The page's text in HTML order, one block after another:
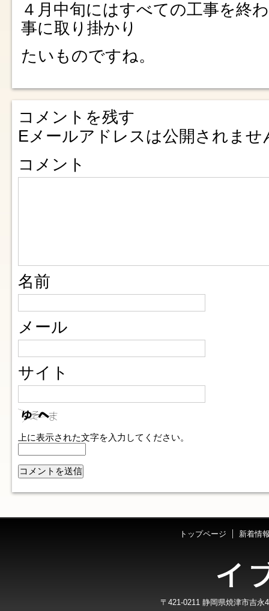
４月中旬にはすべての工事を終
事に取り掛かり
たいものですね。
コメントを残す
Eメールアドレスは公開されませ
コメント
名前
メール
サイト
上に表示された文字を入力してください。
トップページ 新着情
〒421-0211 静岡県焼津市吉